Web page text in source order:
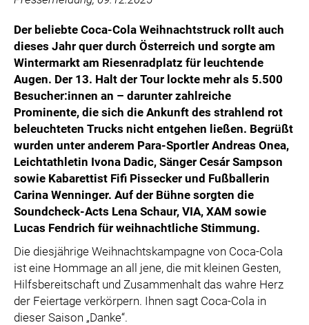
Der beliebte Coca-Cola Weihnachtstruck rollt auch
dieses Jahr quer durch Österreich und sorgte am
Wintermarkt am Riesenradplatz für leuchtende
Augen. Der 13. Halt der Tour lockte mehr als 5.500
Besucher:innen an – darunter zahlreiche
Prominente, die sich die Ankunft des strahlend rot
beleuchteten Trucks nicht entgehen ließen. Begrüßt
wurden unter anderem Para-Sportler Andreas Onea,
Leichtathletin Ivona Dadic, Sänger Cesár Sampson
sowie Kabarettist Fifi Pissecker und Fußballerin
Carina Wenninger. Auf der Bühne sorgten die
Soundcheck-Acts Lena Schaur, VIA, XAM sowie
Lucas Fendrich für weihnachtliche Stimmung.
Die diesjährige Weihnachtskampagne von Coca-Cola
ist eine Hommage an all jene, die mit kleinen Gesten,
Hilfsbereitschaft und Zusammenhalt das wahre Herz
der Feiertage verkörpern. Ihnen sagt Coca-Cola in
dieser Saison „Danke“.